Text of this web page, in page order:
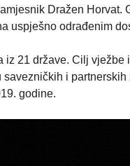
Dražen Horvat.
uspješno odrađenim
21 države. Cilj
i
godine.